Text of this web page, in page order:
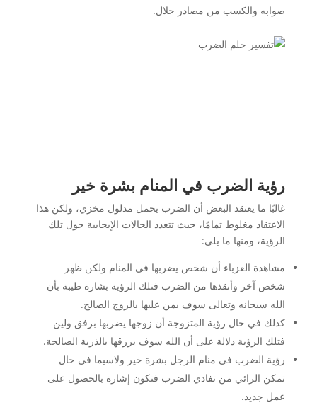
صوابه والكسب من مصادر حلال.
رؤية الضرب في المنام بشرة خير
غالبًا ما يعتقد البعض أن الضرب يحمل مدلول مخزي، ولكن هذا
الاعتقاد مغلوط تمامًا، حيث تتعدد الحالات الإيجابية حول تلك
الرؤية، ومنها ما يلي:
مشاهدة العزباء أن شخص يضربها في المنام ولكن ظهر
شخص آخر وأنقذها من الضرب فتلك الرؤية بشارة طيبة بأن
الله سبحانه وتعالى سوف يمن عليها بالزوج الصالح.
كذلك في حال رؤية المتزوجة أن زوجها يضربها برفق ولين
فتلك الرؤية دلالة على أن الله سوف يرزقها بالذرية الصالحة.
رؤية الضرب في منام الرجل بشرة خير ولاسيما في حال
تمكن الرائي من تفادي الضرب فتكون إشارة بالحصول على
عمل جديد.